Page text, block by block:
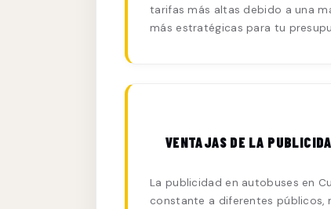
tarifas más altas debido a una
más estratégicas para tu
VENTAJAS DE LA
La publicidad en autobuses en
constante a diferentes públicos,